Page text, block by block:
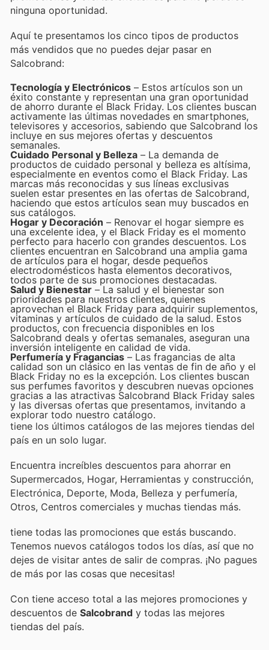
ninguna oportunidad.
Aquí te presentamos los cinco tipos de productos
más vendidos que no puedes dejar pasar en
Salcobrand:
Tecnología y Electrónicos – Estos artículos son un
éxito constante y representan una gran oportunidad
de ahorro durante el Black Friday. Los clientes buscan
activamente las últimas novedades en smartphones,
televisores y accesorios, sabiendo que Salcobrand los
incluye en sus mejores ofertas y descuentos
semanales.
Cuidado Personal y Belleza – La demanda de
productos de cuidado personal y belleza es altísima,
especialmente en eventos como el Black Friday. Las
marcas más reconocidas y sus líneas exclusivas
suelen estar presentes en las ofertas de Salcobrand,
haciendo que estos artículos sean muy buscados en
sus catálogos.
Hogar y Decoración – Renovar el hogar siempre es
una excelente idea, y el Black Friday es el momento
perfecto para hacerlo con grandes descuentos. Los
clientes encuentran en Salcobrand una amplia gama
de artículos para el hogar, desde pequeños
electrodomésticos hasta elementos decorativos,
todos parte de sus promociones destacadas.
Salud y Bienestar – La salud y el bienestar son
prioridades para nuestros clientes, quienes
aprovechan el Black Friday para adquirir suplementos,
vitaminas y artículos de cuidado de la salud. Estos
productos, con frecuencia disponibles en los
Salcobrand deals y ofertas semanales, aseguran una
inversión inteligente en calidad de vida.
Perfumería y Fragancias – Las fragancias de alta
calidad son un clásico en las ventas de fin de año y el
Black Friday no es la excepción. Los clientes buscan
sus perfumes favoritos y descubren nuevas opciones
gracias a las atractivas Salcobrand Black Friday sales
y las diversas ofertas que presentamos, invitando a
explorar todo nuestro catálogo.
tiene los últimos catálogos de las mejores tiendas del
país en un solo lugar.
Encuentra increíbles descuentos para ahorrar en
Supermercados, Hogar, Herramientas y construcción,
Electrónica, Deporte, Moda, Belleza y perfumería,
Otros, Centros comerciales y muchas tiendas más.
tiene todas las promociones que estás buscando.
Tenemos nuevos catálogos todos los días, así que no
dejes de visitar antes de salir de compras. ¡No pagues
de más por las cosas que necesitas!
Con tiene acceso total a las mejores promociones y
descuentos de Salcobrand y todas las mejores
tiendas del país.